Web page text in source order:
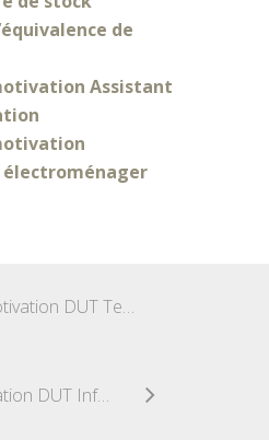
de
Assistant
électroménager
Lettre de motivation DUT Techniques de Commercialisation
Lettre de motivation DUT Informatique